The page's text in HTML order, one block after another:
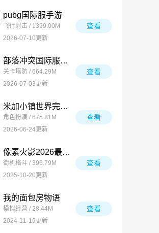
pubg国际服手游
飞行射击 / 1399.00M
2026-07-10更新
查看
部落冲突国际服最新版
关卡塔防 / 664.29M
2026-07-03更新
查看
米加小镇世界完整版
角色扮演 / 675.81M
2026-06-24更新
查看
像素火影2026最新版
街机格斗 / 396.79M
2025-10-20更新
查看
我的面包房物语
模拟经营 / 28.44M
2024-11-19更新
查看